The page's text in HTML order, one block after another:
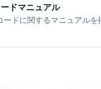
ドマニュアル
ドに関するマニュアルを